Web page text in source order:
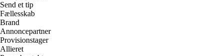
Send et tip
Fællesskab
Brand
Annoncepartner
Provisionstager
Allieret